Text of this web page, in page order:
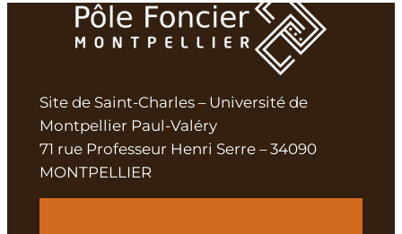
Site de Saint-Charles – Université de
Montpellier Paul-Valéry
71 rue Professeur Henri Serre – 34090
MONTPELLIER